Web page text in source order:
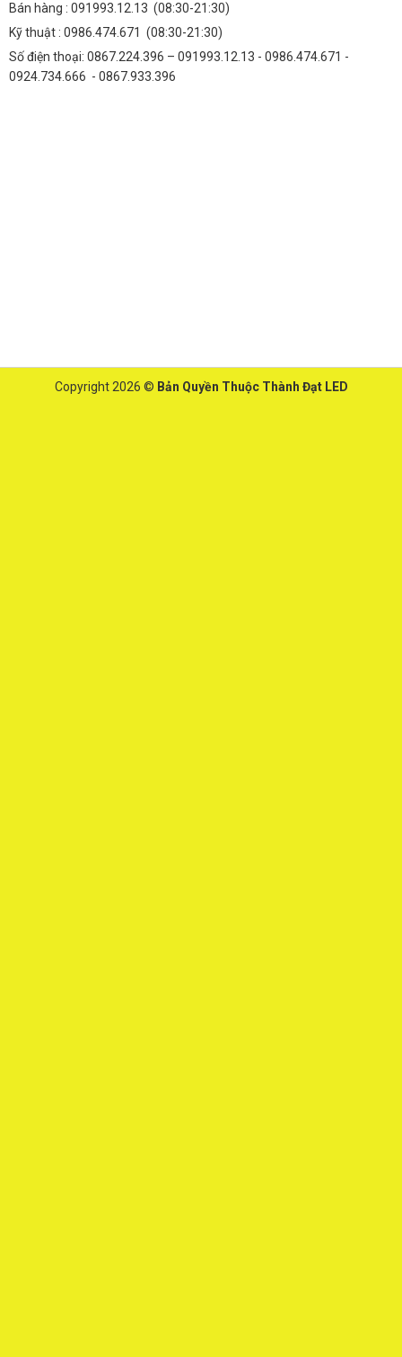
Bán hàng : 091993.12.13 (08:30-21:30)
Kỹ thuật : 0986.474.671 (08:30-21:30)
Số điện thoại: 0867.224.396 – 091993.12.13 - 0986.474.671 -
0924.734.666 - 0867.933.396
Copyright 2026 © Bản Quyền Thuộc Thành Đạt LED